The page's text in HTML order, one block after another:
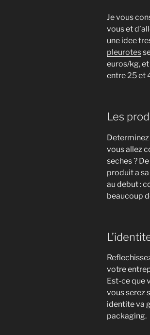
Je vous
vous et
une idee
pleurotes
euros/kg,
entre 25 et
Les
vous allez
seches ?
produit a
au debut :
beaucoup
votre
Est-ce que
vous serez
identite va
packaging.